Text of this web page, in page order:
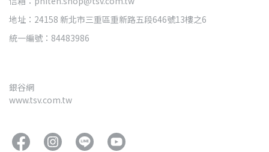
地址：24158 新北市三重區重新路五段646號13樓之6
統一編號：84483986
銀谷網
www.tsv.com.tw